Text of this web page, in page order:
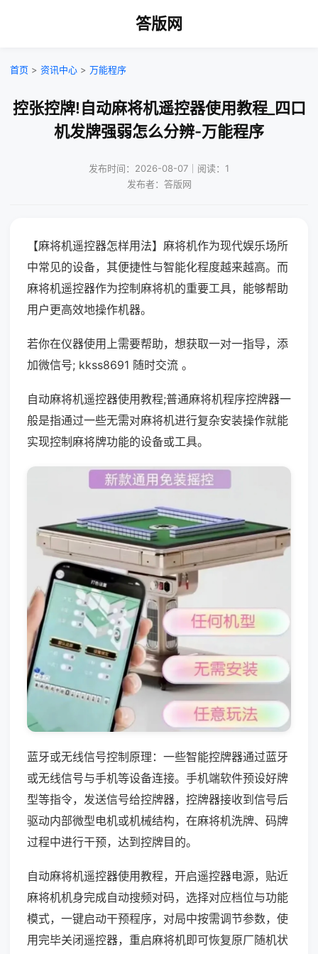
答版网
首页 > 资讯中心 > 万能程序
控张控牌!自动麻将机遥控器使用教程_四口
机发牌强弱怎么分辨-万能程序
发布时间：2026-08-07｜阅读：1
发布者：答版网
【麻将机遥控器怎样用法】麻将机作为现代娱乐场所
中常见的设备，其便捷性与智能化程度越来越高。而
麻将机遥控器作为控制麻将机的重要工具，能够帮助
用户更高效地操作机器。
若你在仪器使用上需要帮助，想获取一对一指导，添
加微信号; kkss8691 随时交流 。
自动麻将机遥控器使用教程;普通麻将机程序控牌器一
般是指通过一些无需对麻将机进行复杂安装操作就能
实现控制麻将牌功能的设备或工具。
蓝牙或无线信号控制原理：一些智能控牌器通过蓝牙
或无线信号与手机等设备连接。手机端软件预设好牌
型等指令，发送信号给控牌器，控牌器接收到信号后
驱动内部微型电机或机械结构，在麻将机洗牌、码牌
过程中进行干预，达到控牌目的。
自动麻将机遥控器使用教程，开启遥控器电源，贴近
麻将机机身完成自动搜频对码，选择对应档位与功能
模式，一键启动干预程序，对局中按需调节参数，使
用完毕关闭遥控器，重启麻将机即可恢复原厂随机状